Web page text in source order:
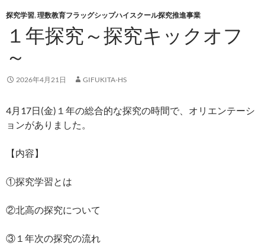
ン
へ
ッ
探究学習,理数教育フラッグシップハイスクール探究推進事業
１年探究～探究キックオフ
～
2026年4月21日 GIFUKITA-HS
4月17日(金)１年の総合的な探究の時間で、オリエンテーシ
ョンがありました。
【内容】
①探究学習とは
②北高の探究について
③１年次の探究の流れ